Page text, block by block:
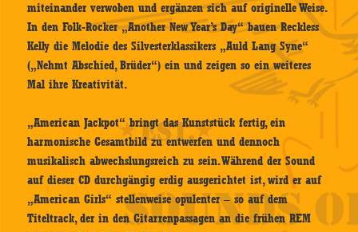
miteinander verwoben und ergänzen sich auf originelle Weise.
In den Folk-Rocker „Another New Year’s Day“ bauen Reckless
Kelly die Melodie des Silvesterklassikers „Auld Lang Syne“
(„Nehmt Abschied, Brüder“) ein und zeigen so ein weiteres
Mal ihre Kreativität.
„American Jackpot“ bringt das Kunststück fertig, ein
harmonische Gesamtbild zu entwerfen und dennoch
musikalisch abwechslungsreich zu sein. Während der Sound
auf dieser CD durchgängig erdig ausgerichtet ist, wird er auf
„American Girls“ stellenweise opulenter – so auf dem
Titeltrack, der in den Gitarrenpassagen an die frühen REM